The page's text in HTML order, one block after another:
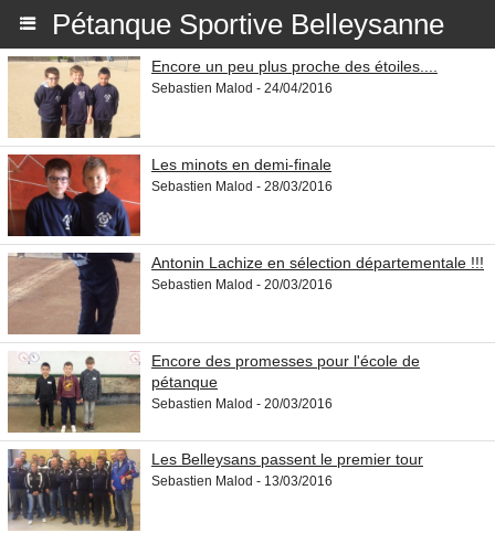
Pétanque Sportive Belleysanne
Encore un peu plus proche des étoiles....
Sebastien Malod - 24/04/2016
Les minots en demi-finale
Sebastien Malod - 28/03/2016
Antonin Lachize en sélection départementale !!!
Sebastien Malod - 20/03/2016
Encore des promesses pour l'école de
pétanque
Sebastien Malod - 20/03/2016
Les Belleysans passent le premier tour
Sebastien Malod - 13/03/2016